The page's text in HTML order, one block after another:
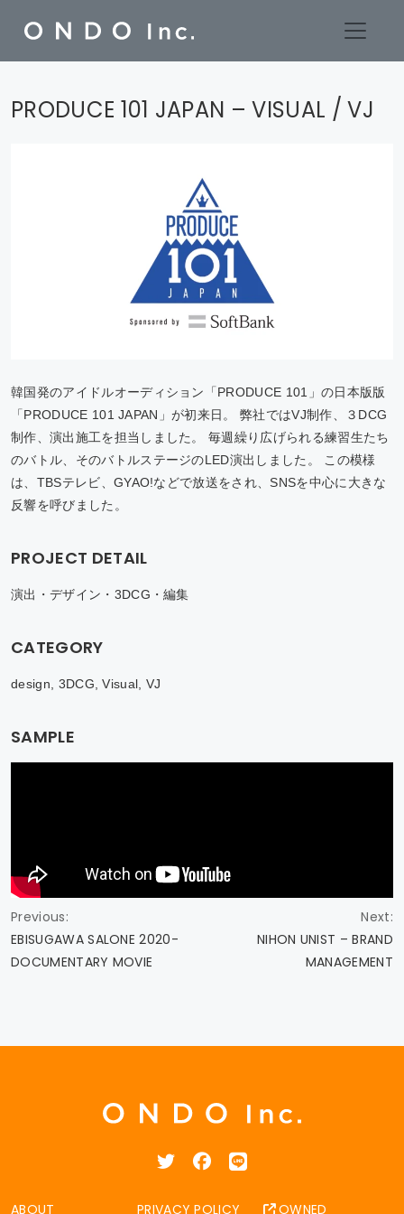
SkipPRODUCE 101 JAPAN – VISUAL / VJ
韓国発のアイドルオーディション「PRODUCE 101」の日本版版
「PRODUCE 101 JAPAN」が初来日。 弊社ではVJ制作、３DCG
制作、演出施工を担当しました。 毎週繰り広げられる練習生たち
のバトル、そのバトルステージのLED演出しました。 この模様
は、TBSテレビ、GYAO!などで放送をされ、SNSを中心に大きな
反響を呼びました。
PROJECT DETAIL
演出・デザイン・3DCG・編集
CATEGORY
design, 3DCG, Visual, VJ
SAMPLE
投
Previous:
EBISUGAWA SALONE 2020-
DOCUMENTARY MOVIE
Next:
NIHON UNIST – BRAND
MANAGEMENT
ABOUT PRIVACY POLICY OWNED